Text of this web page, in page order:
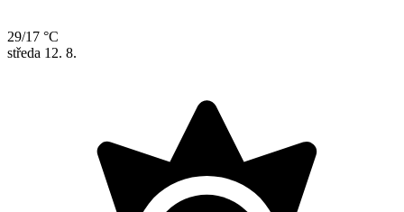
29/17 °C
středa 12. 8.